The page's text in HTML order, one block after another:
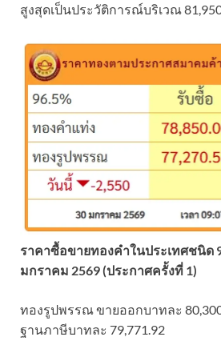
สูงสุดเป็นประวัติการณ์บริเวณ
ราคาซื้อขายทองคําในประเทศชนิด
มกราคม 2569 (ประกาศครั้งที่ 1)
ทองรูปพรรณ ขายออกบาทละ
ฐานภาษีบาทละ 79,771.92